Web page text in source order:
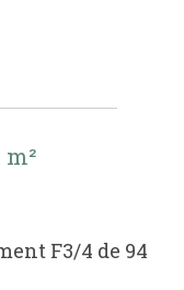
F3/4 de 94